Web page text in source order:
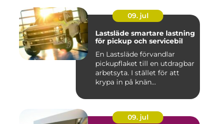
09. jul
Lastsläde smartare lastning
för pickup och servicebil
En Lastsläde förvandlar
pickupflaket till en utdragbar
arbetsyta. I stället för att
krypa in på knän...
09. jul